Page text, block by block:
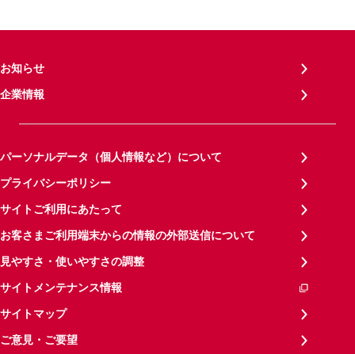
お知らせ
企業情報
パーソナルデータ（個人情報など）について
プライバシーポリシー
サイトご利用にあたって
お客さまご利用端末からの情報の外部送信について
見やすさ・使いやすさの調整
サイトメンテナンス情報
サイトマップ
ご意見・ご要望